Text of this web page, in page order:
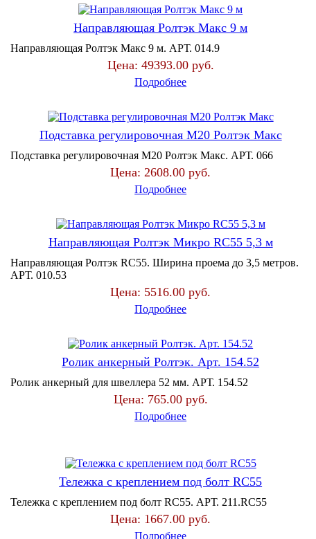
Направляющая Ролтэк Макс 9 м
Направляющая Ролтэк Макс 9 м. АРТ. 014.9
Цена: 49393.00 руб.
Подробнее
Подставка регулировочная М20 Ролтэк Макс
Подставка регулировочная М20 Ролтэк Макс. АРТ. 066
Цена:2608.00 руб.
Подробнее
Направляющая Ролтэк Микро RC55 5,3 м
Направляющая Ролтэк RC55. Ширина проема до 3,5 метров.
АРТ. 010.53
Цена: 5516.00 руб.
Подробнее
Ролик анкерный Ролтэк. Арт. 154.52
Ролик анкерный для швеллера 52 мм. АРТ. 154.52
Цена: 765.00 руб.
Подробнее
Тележка с креплением под болт RC55
Тележка с креплением под болт RC55. АРТ. 211.RC55
Цена: 1667.00 руб.
Подробнее